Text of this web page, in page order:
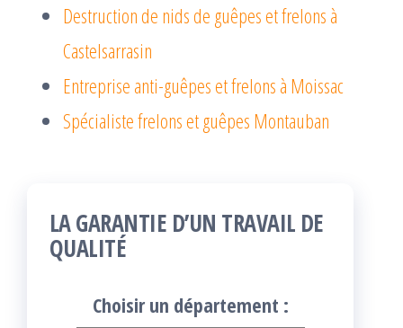
Destruction de nids de guêpes et frelons à
Castelsarrasin
Entreprise anti-guêpes et frelons à Moissac
Spécialiste frelons et guêpes Montauban
LA GARANTIE D’UN TRAVAIL DE
QUALITÉ
Choisir un département :